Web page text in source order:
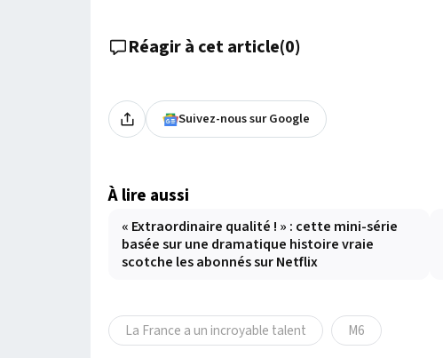
Réagir à cet article(0)
Suivez-nous sur Google
À lire aussi
« Extraordinaire qualité ! » : cette mini-série
basée sur une dramatique histoire vraie
scotche les abonnés sur Netflix
La France a un incroyable talent M6